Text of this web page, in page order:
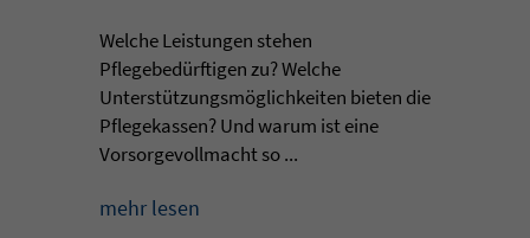
Welche Leistungen stehen
Pflegebedürftigen zu? Welche
Unterstützungsmöglichkeiten bieten die
Pflegekassen? Und warum ist eine
Vorsorgevollmacht so ...
mehr lesen